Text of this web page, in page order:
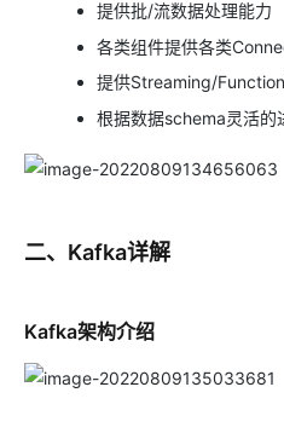
提供批/流数据处理能力
各类组件提供各类
提供Streaming/
根据数据schema灵活的
二、Kafka详解
Kafka架构介绍